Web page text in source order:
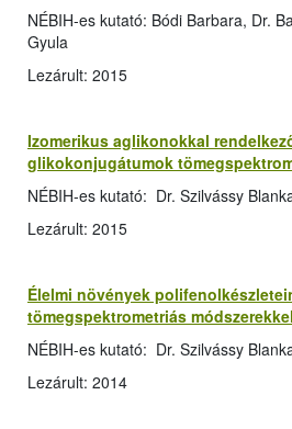
NÉBIH-es kutató: Bódi Barbara, Dr.
Gyula
Lezárult: 2015
Izomerikus aglikonokkal
glikokonjugátumok
NÉBIH-es kutató: Dr. Szilvássy
Lezárult: 2015
Élelmi növények
tömegspektrometriás módszerekkel
NÉBIH-es kutató: Dr. Szilvássy
Lezárult: 2014